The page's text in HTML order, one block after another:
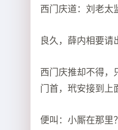
西门庆道：刘老太
良久，薛内相要请
西门庆推却不得，
门首，玳安接到上
便叫：小厮在那里？